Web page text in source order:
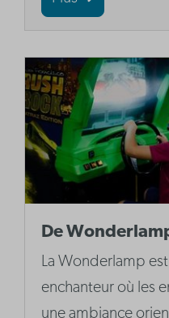
De
La Wonderlamp
enchanteur où les
une ambiance